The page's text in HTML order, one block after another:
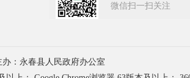
微信扫一扫关注
办：永春县人民政府办公室